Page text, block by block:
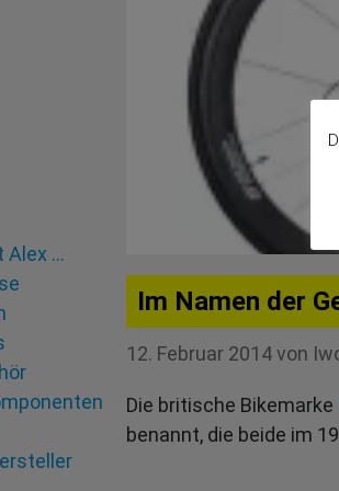
Alex …
Im Namen der
12. Februar 2014von
Die britische Bikemarke
benannt, die beide im